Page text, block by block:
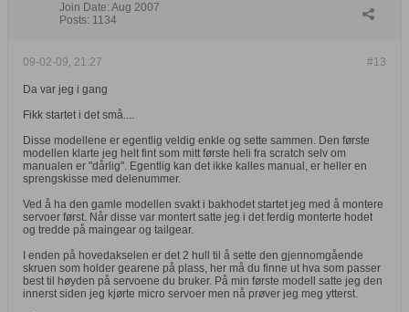
Join Date: Aug 2007
Posts: 1134
#13
09-02-09, 21:27
Da var jeg i gang
Fikk startet i det små....
Disse modellene er egentlig veldig enkle og sette sammen. Den første
modellen klarte jeg helt fint som mitt første heli fra scratch selv om
manualen er "dårlig". Egentlig kan det ikke kalles manual, er heller en
sprengskisse med delenummer.
Ved å ha den gamle modellen svakt i bakhodet startet jeg med å montere
servoer først. Når disse var montert satte jeg i det ferdig monterte hodet
og tredde på maingear og tailgear.
I enden på hovedakselen er det 2 hull til å sette den gjennomgående
skruen som holder gearene på plass, her må du finne ut hva som passer
best til høyden på servoene du bruker. På min første modell satte jeg den
innerst siden jeg kjørte micro servoer men nå prøver jeg meg ytterst.